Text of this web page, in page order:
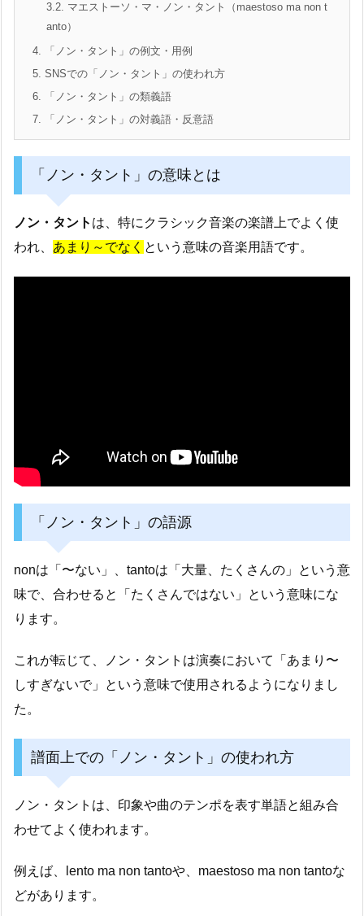
3.2. マエストーソ・マ・ノン・タント（maestoso ma non t
anto）
4. 「ノン・タント」の例文・用例
5. SNSでの「ノン・タント」の使われ方
6. 「ノン・タント」の類義語
7. 「ノン・タント」の対義語・反意語
「ノン・タント」の意味とは
ノン・タント は、特にクラシック音楽の楽譜上でよく使
われ、 あまり～でなく という意味の音楽用語です。
「ノン・タント」の語源
nonは「〜ない」、tantoは「大量、たくさんの」という意
味で、合わせると「たくさんではない」という意味にな
ります。
これが転じて、ノン・タントは演奏において「あまり〜
しすぎないで」という意味で使用されるようになりまし
た。
譜面上での「ノン・タント」の使われ方
ノン・タントは、印象や曲のテンポを表す単語と組み合
わせてよく使われます。
例えば、lento ma non tantoや、maestoso ma non tantoな
どがあります。